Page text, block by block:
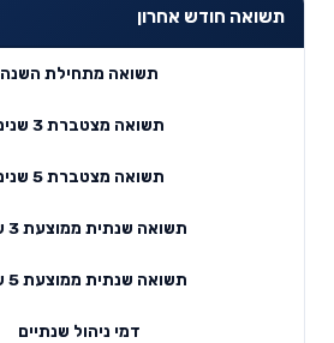
תשואה חודש אחרון
תשואה מתחילת השנה
תשואה מצטברת 3 שנים
תשואה מצטברת 5 שנים
תשואה שנתית ממוצעת 3 שנים
תשואה שנתית ממוצעת 5 שנים
דמי ניהול שנתיים